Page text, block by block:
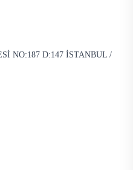
NO:187 D:147 İSTANBUL /